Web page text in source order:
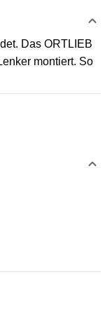
Das ORTLIEB
montiert. So